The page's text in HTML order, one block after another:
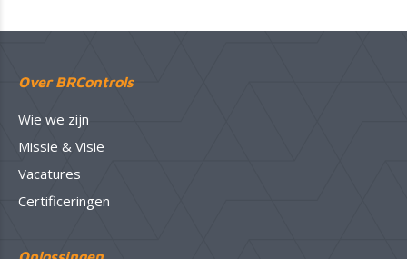
Over BRControls
Wie we zijn
Missie & Visie
Vacatures
Certificeringen